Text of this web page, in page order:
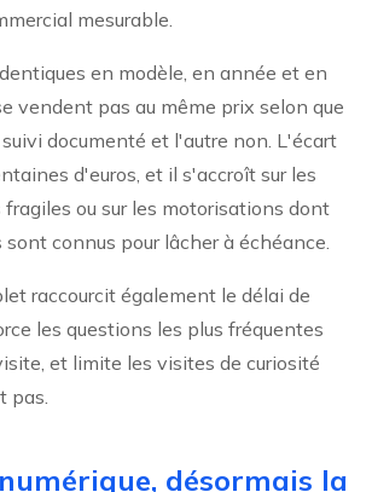
mesurable.
en modèle, en année et en
vendent pas au même prix selon que
documenté et l'autre non. L'écart
d'euros, et il s'accroît sur les
fragiles ou sur les motorisations dont
connus pour lâcher à échéance.
raccourcit également le délai de
les questions les plus fréquentes
et limite les visites de curiosité
pas.
désormais la